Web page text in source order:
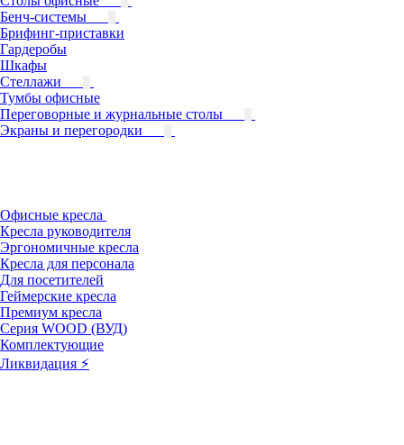
Бенч-системы
Брифинг-приставки
Гардеробы
Шкафы
Стеллажи
Тумбы офисные
Переговорные и журнальные столы
Экраны и перегородки
Офисные кресла
Кресла руководителя
Эргономичные кресла
Кресла для персонала
Для посетителей
Геймерские кресла
Премиум кресла
Серия WOOD (ВУД)
Комплектующие
Ликвидация ⚡